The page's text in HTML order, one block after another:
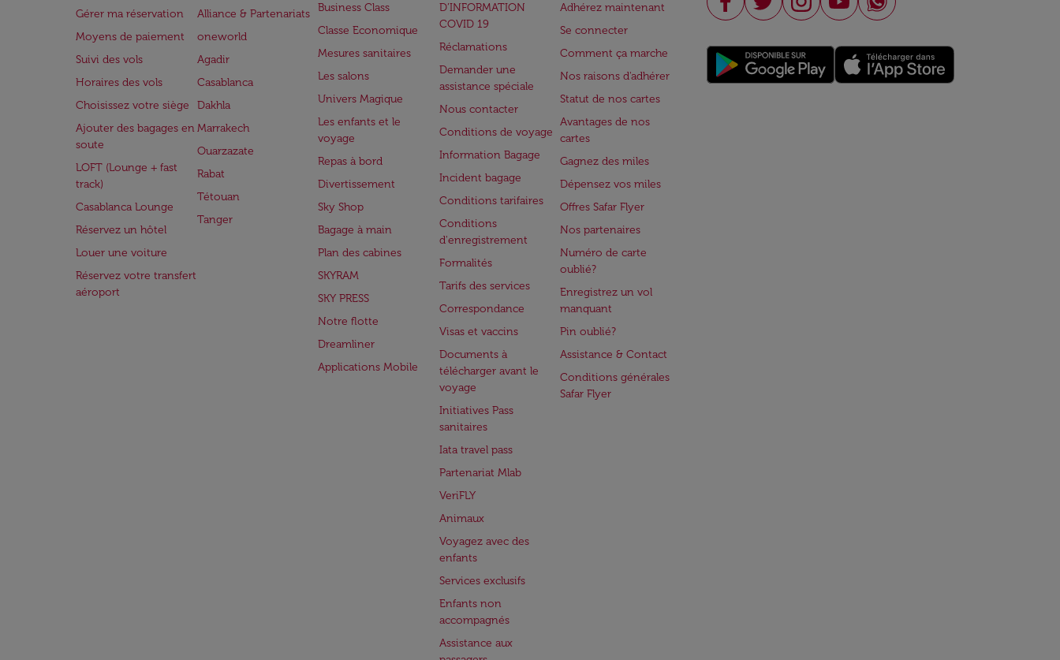
Gérer ma réservation
Moyens de paiement
Suivi des vols
Horaires des vols
Choisissez votre siège
Ajouter des bagages en
soute
LOFT (Lounge + fast
track)
Casablanca Lounge
Réservez un hôtel
Louer une voiture
Réservez votre transfert
aéroport
Alliance & Partenariats
oneworld
Agadir
Casablanca
Dakhla
Marrakech
Ouarzazate
Rabat
Tétouan
Tanger
Business Class
Classe Economique
Mesures sanitaires
Les salons
Univers Magique
Les enfants et le
voyage
Repas à bord
Divertissement
Sky Shop
Bagage à main
Plan des cabines
SKYRAM
SKY PRESS
Notre flotte
Dreamliner
Applications Mobile
D’INFORMATION
COVID 19
Réclamations
Demander une
assistance spéciale
Nous contacter
Conditions de voyage
Information Bagage
Incident bagage
Conditions tarifaires
Conditions
d'enregistrement
Formalités
Tarifs des services
Correspondance
Visas et vaccins
Documents à
télécharger avant le
voyage
Initiatives Pass
sanitaires
Iata travel pass
Partenariat Mlab
VeriFLY
Animaux
Voyagez avec des
enfants
Services exclusifs
Enfants non
accompagnés
Assistance aux
Adhérez maintenant
Se connecter
Comment ça marche
Nos raisons d'adhérer
Statut de nos cartes
Avantages de nos
cartes
Gagnez des miles
Dépensez vos miles
Offres Safar Flyer
Nos partenaires
Numéro de carte
oublié?
Enregistrez un vol
manquant
Pin oublié?
Assistance & Contact
Conditions générales
Safar Flyer